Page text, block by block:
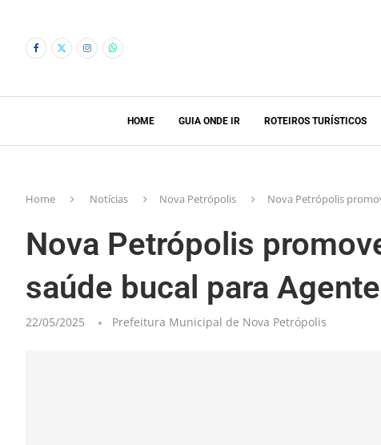
HOME GUIA ONDE IR ROTEIROS TURÍSTICOS
Home Notícias Nova Petrópolis Nova Petrópolis
Nova Petrópolis
saúde bucal para
22/05/2025 Prefeitura Municipal de Nova Petrópolis